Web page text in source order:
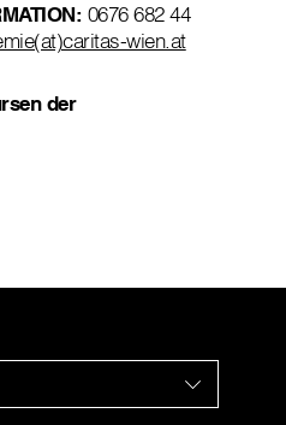
0676 682 44
wien.at
der